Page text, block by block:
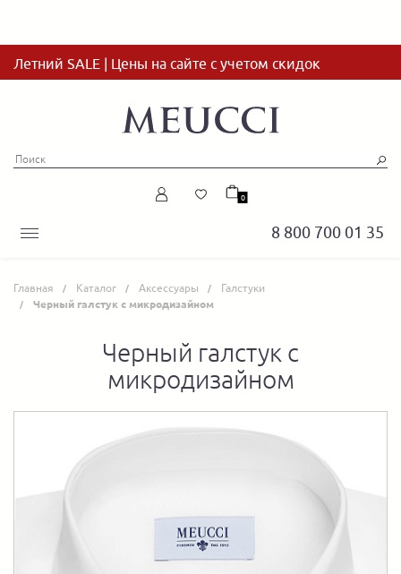
Летний SALE | Цены на сайте с учетом скидок
8 800 700 01 35
0
Главная Каталог Аксессуары Галстуки
Черный галстук с микродизайном
Черный галстук с
микродизайном